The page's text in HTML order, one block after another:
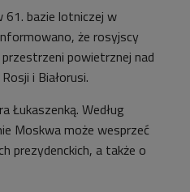
61. bazie lotniczej w
że rosyjscy
powietrznej nad
i Białorusi.
Łukaszenką. Według
Moskwa może wesprzeć
prezydenckich, a także o